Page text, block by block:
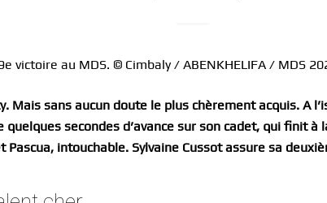
Mais sans aucun doute le plus chèrement acquis. A
quelques secondes d’avance sur son cadet, qui finit à
Pascua, intouchable. Sylvaine Cussot assure sa